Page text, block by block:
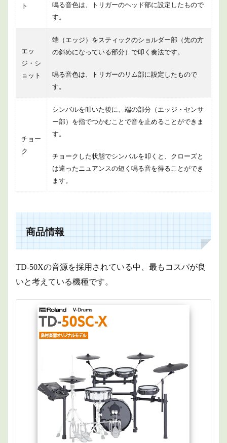
ト
鳴る音色は、トリガーのヘッド部に設定したもので
す。
エッ
ジ・シ
ョット
端（エッジ）をスティックのショルダー部（先の方
の斜めになっている部分）で叩く奏法です。
鳴る音色は、トリガーのリム部に設定したもので
す。
チョー
ク
シンバルを叩いた後に、端の部分（エッジ・センサ
ー部）を指でつかむことで音を止めることができま
す。
チョークした状態でシンバルを叩くと、クローズと
は違ったニュアンスの短く鳴る音を得ることができ
ます。
商品情報
TD-50Xの音源を採用されている中、最もコスパが良
いと考えている機種です。